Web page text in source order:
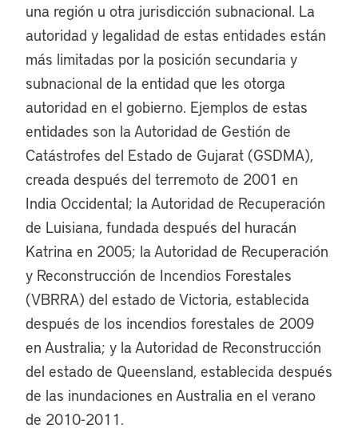
una región u otra jurisdicción subnacional. La
autoridad y legalidad de estas entidades están
más limitadas por la posición secundaria y
subnacional de la entidad que les otorga
autoridad en el gobierno. Ejemplos de estas
entidades son la Autoridad de Gestión de
Catástrofes del Estado de Gujarat (GSDMA),
creada después del terremoto de 2001 en
India Occidental; la Autoridad de Recuperación
de Luisiana, fundada después del huracán
Katrina en 2005; la Autoridad de Recuperación
y Reconstrucción de Incendios Forestales
(VBRRA) del estado de Victoria, establecida
después de los incendios forestales de 2009
en Australia; y la Autoridad de Reconstrucción
del estado de Queensland, establecida después
de las inundaciones en Australia en el verano
de 2010-2011.